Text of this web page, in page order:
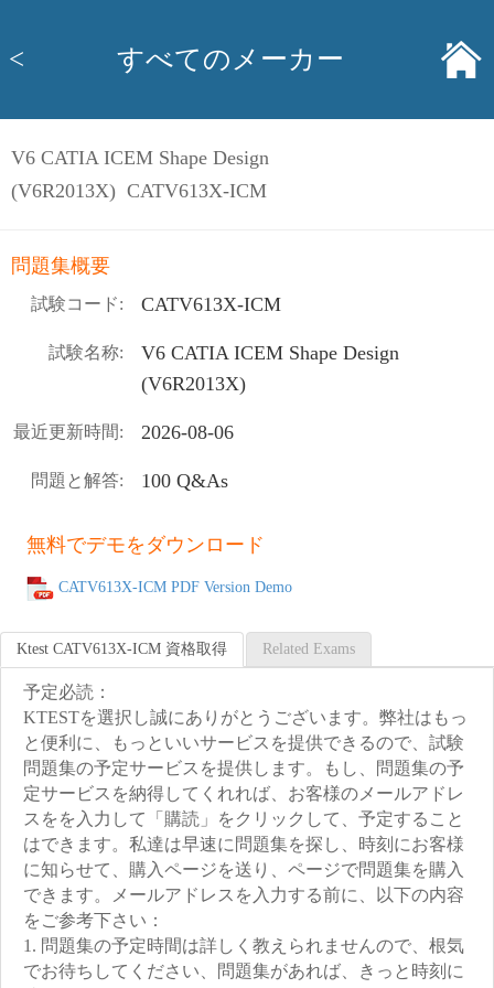
< すべてのメーカー
V6 CATIA ICEM Shape Design
(V6R2013X) CATV613X-ICM
問題集概要
試験コード: CATV613X-ICM
試験名称:
V6 CATIA ICEM Shape Design
(V6R2013X)
最近更新時間: 2026-08-06
問題と解答: 100 Q&As
無料でデモをダウンロード
CATV613X-ICM PDF Version Demo
Ktest CATV613X-ICM 資格取得 Related Exams
予定必読：
KTESTを選択し誠にありがとうございます。弊社はもっ
と便利に、もっといいサービスを提供できるので、試験
問題集の予定サービスを提供します。もし、問題集の予
定サービスを納得してくれれば、お客様のメールアドレ
スをを入力して「購読」をクリックして、予定すること
はできます。私達は早速に問題集を探し、時刻にお客様
に知らせて、購入ページを送り、ページで問題集を購入
できます。メールアドレスを入力する前に、以下の内容
をご参考下さい：
1. 問題集の予定時間は詳しく教えられませんので、根気
でお待ちしてください、問題集があれば、きっと時刻に